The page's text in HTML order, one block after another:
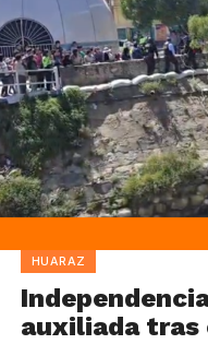
HUARAZ
auxiliada tras